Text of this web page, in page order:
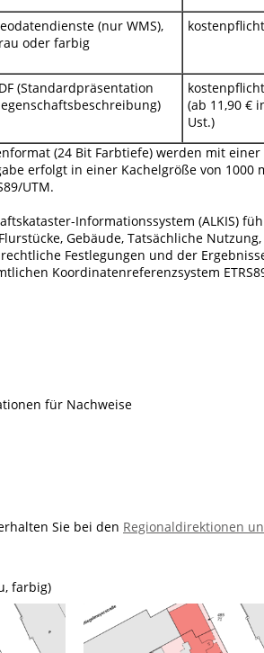
(nur WMS),
oder farbig
(Standardpräsentation
(ab 11,90 €
Ust.)
(24 Bit Farbtiefe) werden mit
erfolgt in einer Kachelgröße von
UTM.
Informationssystem (ALKIS)
Gebäude, Tatsächliche
Festlegungen und der
Koordinatenreferenzsystem
für Nachweise
Sie bei den Regionaldirektionen
farbig)